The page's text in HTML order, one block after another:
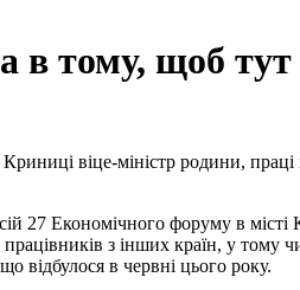
в тому, щоб
віце-міністр родини, праці
27 Економічного форуму в місті
з інших країн, у тому
відбулося в червні цього року.